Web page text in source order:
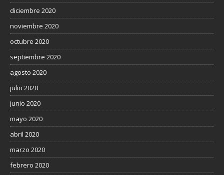
diciembre 2020
noviembre 2020
octubre 2020
septiembre 2020
agosto 2020
julio 2020
junio 2020
mayo 2020
abril 2020
marzo 2020
febrero 2020